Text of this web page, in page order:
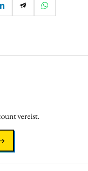
vereist.